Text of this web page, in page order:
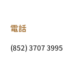
電話
(852) 3707 3995